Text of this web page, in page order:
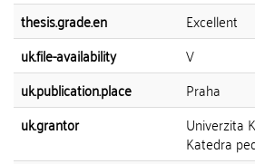
thesis.grade.en
Excellent
uk.file-availability
V
uk.publication.place
Praha
uk.grantor
Univerzita
Katedra